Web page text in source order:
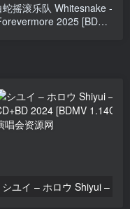
蛇摇滚乐队 Whitesnake -
2025 [BDMV